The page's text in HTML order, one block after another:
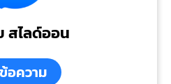
สไลด์ออน
อความ